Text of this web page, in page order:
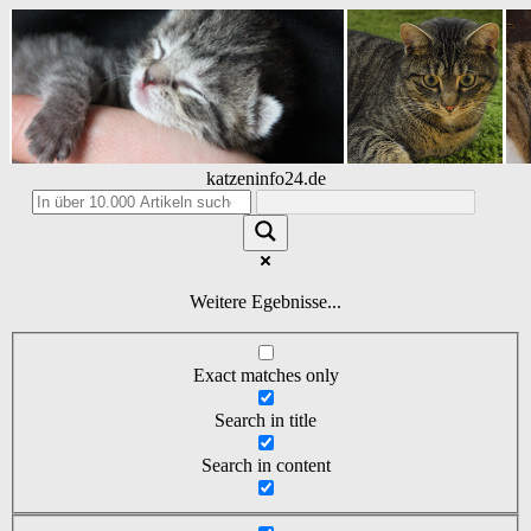
katzeninfo24.de
Weitere Egebnisse...
Exact matches only
Search in title
Search in content